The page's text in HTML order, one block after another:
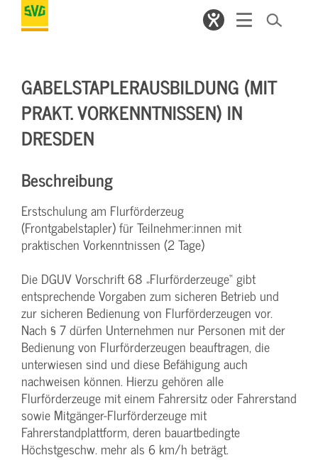
GABELSTAPLERAUSBILDUNG (MIT
PRAKT. VORKENNTNISSEN) IN
DRESDEN
Beschreibung
Erstschulung am Flurförderzeug
(Frontgabelstapler) für Teilnehmer:innen mit
praktischen Vorkenntnissen (2 Tage)
Die DGUV Vorschrift 68 „Flurförderzeuge“ gibt
entsprechende Vorgaben zum sicheren Betrieb und
zur sicheren Bedienung von Flurförderzeugen vor.
Nach § 7 dürfen Unternehmen nur Personen mit der
Bedienung von Flurförderzeugen beauftragen, die
unterwiesen sind und diese Befähigung auch
nachweisen können. Hierzu gehören alle
Flurförderzeuge mit einem Fahrersitz oder Fahrerstand
sowie Mitgänger-Flurförderzeuge mit
Fahrerstandplattform, deren bauartbedingte
Höchstgeschw. mehr als 6 km/h beträgt.